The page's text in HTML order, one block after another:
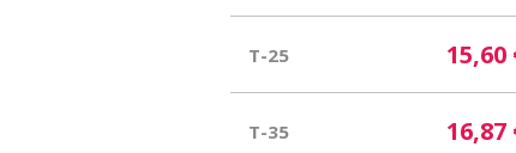
T-25 15,60
T-35 16,87